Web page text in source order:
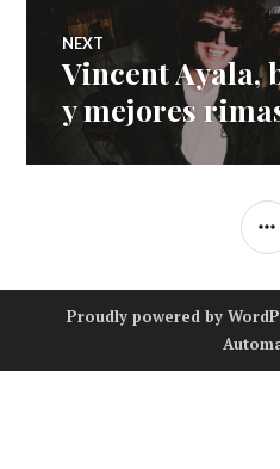
NEXT
Next
Vincent Ayala,
y mejores
Proudly powered by